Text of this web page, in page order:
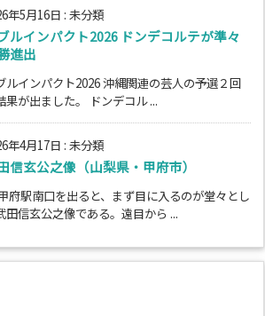
年5月16日 : 未分類
ルインパクト2026 ドンデコルテが準々
進出
ルインパクト2026 沖縄関連の芸人の予選２回
果が出ました。 ドンデコル ...
年4月17日 : 未分類
信玄公之像（山梨県・甲府市）
府駅南口を出ると、まず目に入るのが堂々とし
田信玄公之像である。遠目から ...